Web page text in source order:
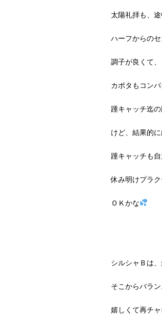
太陽礼拝も、
ハーフからのセ
調子が良くて、
カポタもコン
踵キャッチ迄
けど、結果的
踵キャッチも自
休み明けプラ
ＯＫかな
シルシャＢは
そこからバラ
嬉しくて再チ